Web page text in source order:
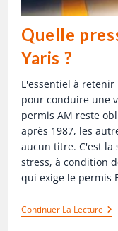
Quelle
Yaris ?
L'essentiel à
pour conduire une
permis AM reste
après 1987, les
aucun titre. C'est
stress, à condition
qui exige le permis
Continuer La Lecture